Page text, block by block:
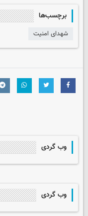
برچسب‌ها
شهدای امنیت
وب گردی
وب گردی